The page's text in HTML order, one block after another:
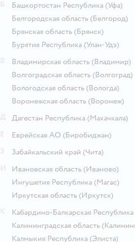
Башкортостан Республика (Уфа)
Белгородская область (Белгород)
Брянская область (Брянск)
Бурятия Республика (Улан-Удэ)
Владимирская область (Владимир)
Волгоградская область (Волгоград)
Вологодская область (Вологда)
Воронежская область (Воронеж)
Дагестан Республика (Махачкала)
Еврейская АО (Биробиджан)
Забайкальский край (Чита)
Ивановская область (Иваново)
Ингушетия Республика (Магас)
Иркутская область (Иркутск)
Кабардино-Балкарская Республика
Калининградская область
Калмыкия Республика (Элиста)